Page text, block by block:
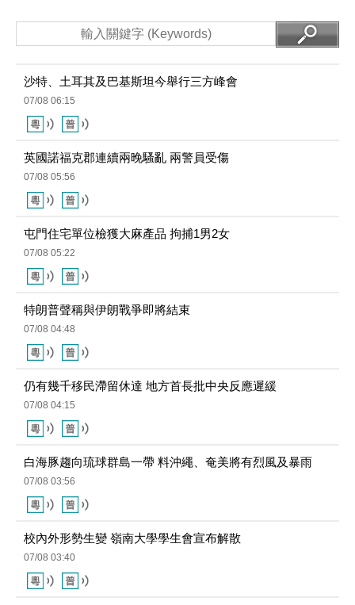
沙特、土耳其及巴基斯坦今舉行三方峰會
07/08 06:15
英國諾福克郡連續兩晚騷亂 兩警員受傷
07/08 05:56
屯門住宅單位檢獲大麻產品 拘捕1男2女
07/08 05:22
特朗普聲稱與伊朗戰爭即將結束
07/08 04:48
仍有幾千移民滯留休達 地方首長批中央反應遲緩
07/08 04:15
白海豚趨向琉球群島一帶 料沖繩、奄美將有烈風及暴雨
07/08 03:56
校內外形勢生變 嶺南大學學生會宣布解散
07/08 03:40